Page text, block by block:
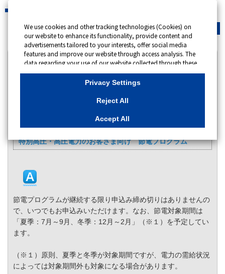
緊急時 会員サイト
カテゴリー表示
No : 13890 更新日時 : 2025/06/24 09:00
節電プログラムの申込みは、いつまでに行う必要が
カテゴリー：
特別高圧・高圧電力のお客さま向け 節電プログラム
節電プログラムが継続する限り申込み締め切りはありませんの
で、いつでもお申込みいただけます。なお、節電対象期間は
「夏季：7月～9月、冬季：12月～2月」（※１）を予定してい
ます。
（※１）原則、夏季と冬季が対象期間ですが、電力の需給状況
によっては対象期間外も対象になる場合があります。
We use cookies and other tracking technologies (Cookies) on
our website to enhance its functionality, provide content and
advertisements tailored to your interests, offer social media
features and improve our website through access analysis. The
data regarding your use of our website collected through these
Cookies may be shared with our partners that provide
advertising, social media and/or analytics services. These
that you have provided to them or that they have collected
optimise advertisements delivered to you by businesses other
than us on the internet. If you wish to reject the use of all
"Reject All". If you agree to the use of all Cookies, please click
rejection settings at any time by clicking the
button on this banner or through your browser's "Settings".
information including Cookies on our website, please refer to
Cookies Details
Privacy Policy
Privacy Settings
Reject All
Accept All